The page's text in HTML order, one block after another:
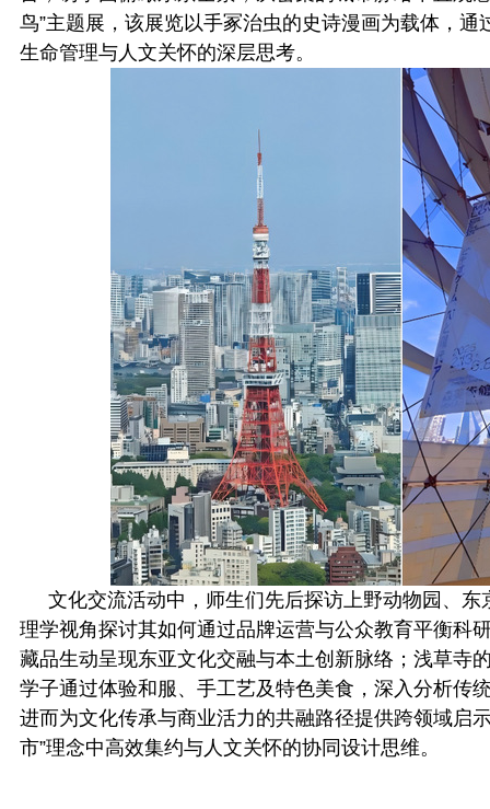
鸟”主题展，该展览以手冢治虫的史诗漫画为载体，
生命管理与人文关怀的深层思考。
文化交流活动中，师生们先后探访上野动物园、
理学视角探讨其如何通过品牌运营与公众教育平衡科
藏品生动呈现东亚文化交融与本土创新脉络；浅草寺
学子通过体验和服、手工艺及特色美食，深入分析传
进而为文化传承与商业活力的共融路径提供跨领域启
市”理念中高效集约与人文关怀的协同设计思维。